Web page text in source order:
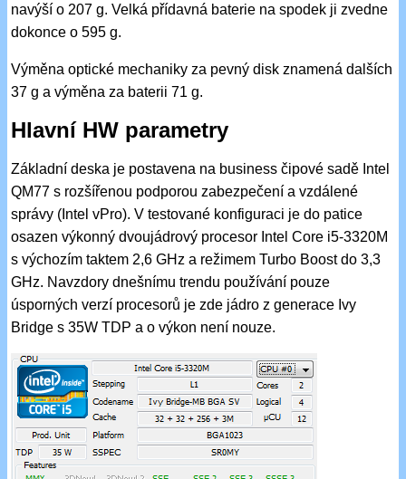
navýší o 207 g. Velká přídavná baterie na spodek ji zvedne
dokonce o 595 g.
Výměna optické mechaniky za pevný disk znamená dalších
37 g a výměna za baterii 71 g.
Hlavní HW parametry
Základní deska je postavena na business čipové sadě Intel
QM77 s rozšířenou podporou zabezpečení a vzdálené
správy (Intel vPro). V testované konfiguraci je do patice
osazen výkonný dvoujádrový procesor Intel Core i5-3320M
s výchozím taktem 2,6 GHz a režimem Turbo Boost do 3,3
GHz. Navzdory dnešnímu trendu používání pouze
úsporných verzí procesorů je zde jádro z generace Ivy
Bridge s 35W TDP a o výkon není nouze.